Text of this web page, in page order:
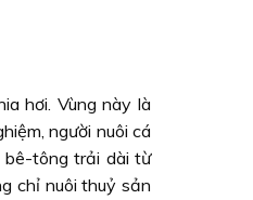
hơi. Vùng này là
người nuôi cá
bê-tông trải dài từ
chỉ nuôi thuỷ sản